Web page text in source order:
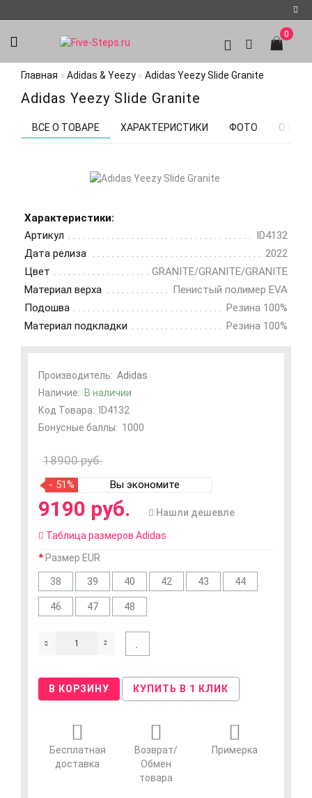
Регистрация
Авторизация
0
Главная Adidas & Yeezy Adidas Yeezy Slide Granite
Adidas Yeezy Slide Granite
ВСЕ О ТОВАРЕ ХАРАКТЕРИСТИКИ ФОТО
Характеристики:
Артикул
ID4132
Дата релиза
2022
Цвет
GRANITE/GRANITE/GRANITE
Материал верха
Пенистый полимер EVA
Подошва
Резина 100%
Материал подкладки
Резина 100%
Производитель: Adidas
Наличие: В наличии
Код Товара:
ID4132
Бонусные баллы: 1000
18900 руб.
- 51% Вы экономите
9190 руб. Нашли дешевле
Таблица размеров Adidas
Размер EUR
38 39 40 42 43 44
46 47 48
В КОРЗИНУ КУПИТЬ В 1 КЛИК
Бесплатная
доставка
Возврат/
Обмен
товара
Примерка